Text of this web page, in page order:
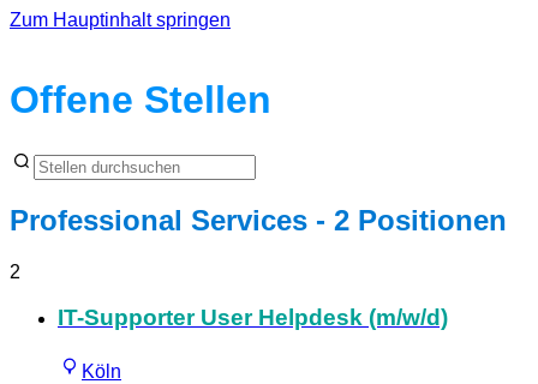
Zum Hauptinhalt springen
Offene Stellen
Professional Services - 2 Positionen
2
IT-Supporter User Helpdesk (m/w/d)
Köln